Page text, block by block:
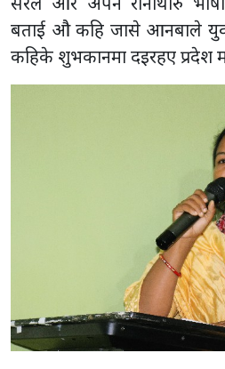
बताई औ कहि जासे आनबाले
कहिके शुभकानमा दइरहए प्रदेश